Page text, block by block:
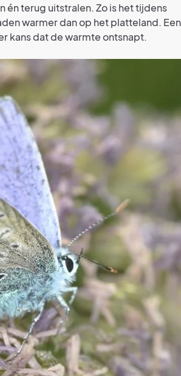
én terug uitstralen. Zo is het tijdens
warmer dan op het platteland. Een
kans dat de warmte ontsnapt.